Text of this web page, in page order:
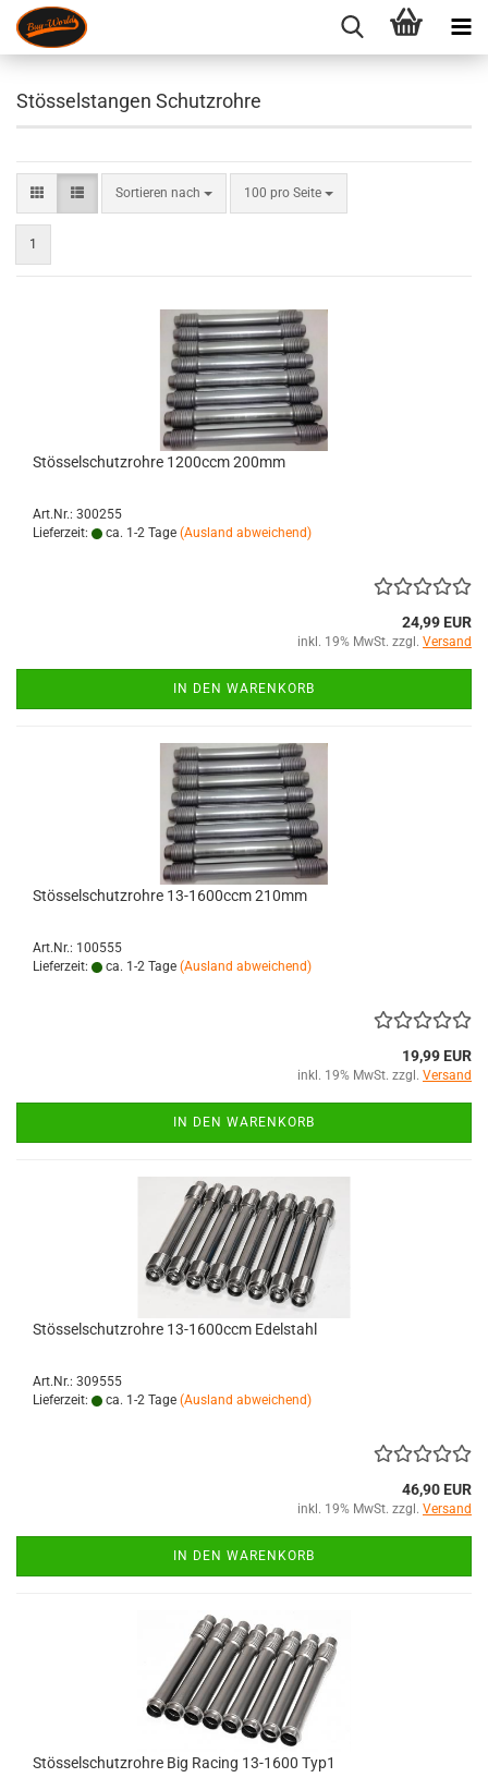
Stösselstangen Schutzrohre
Sortieren nach
Sortieren nach 100 pro Seite
pro Seite
1
Stösselschutzrohre 1200ccm 200mm
Art.Nr.: 300255
Lieferzeit:
ca. 1-2 Tage (Ausland abweichend)
24,99 EUR
inkl. 19% MwSt. zzgl. Versand
IN DEN WARENKORB
Stösselschutzrohre 13-1600ccm 210mm
Art.Nr.: 100555
Lieferzeit:
ca. 1-2 Tage (Ausland abweichend)
19,99 EUR
inkl. 19% MwSt. zzgl. Versand
IN DEN WARENKORB
Stösselschutzrohre 13-1600ccm Edelstahl
Art.Nr.: 309555
Lieferzeit:
ca. 1-2 Tage (Ausland abweichend)
46,90 EUR
inkl. 19% MwSt. zzgl. Versand
IN DEN WARENKORB
Stösselschutzrohre Big Racing 13-1600 Typ1